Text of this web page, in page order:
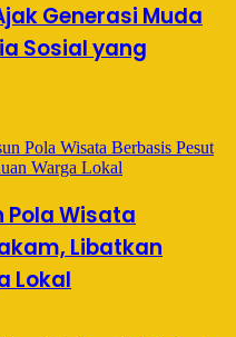
Generasi Muda
Sosial yang
Pola Wisata
Libatkan
Lokal